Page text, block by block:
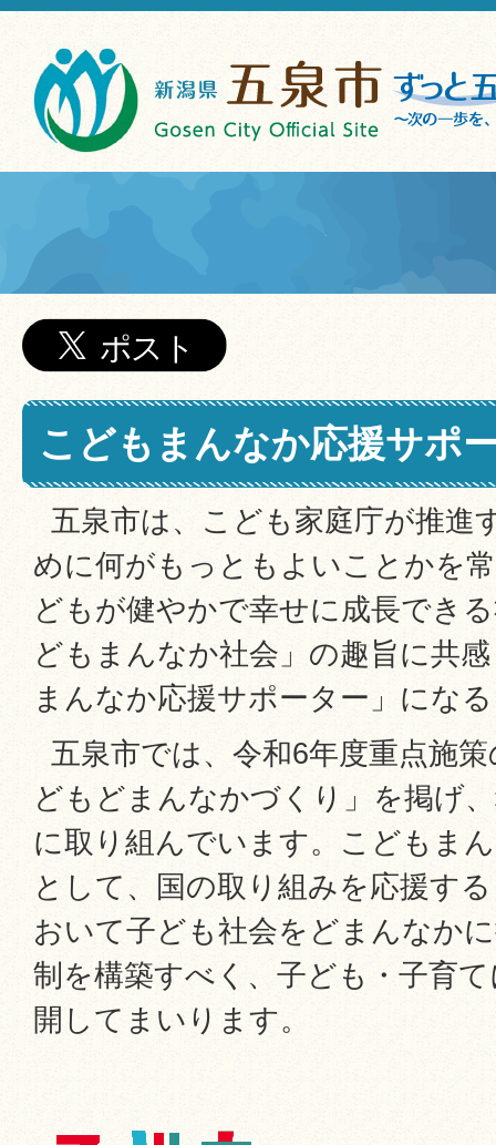
こどもまんなか応援サポ
五泉市は、こども家庭庁が推進
めに何がもっともよいことかを
どもが健やかで幸せに成長でき
どもまんなか社会」の趣旨に共
まんなか応援サポーター」にな
五泉市では、令和6年度重点施
どもどまんなかづくり」を掲げ
に取り組んでいます。こどもま
として、国の取り組みを応援す
おいて子ども社会をどまんなか
制を構築すべく、子ども・子育
開してまいります。